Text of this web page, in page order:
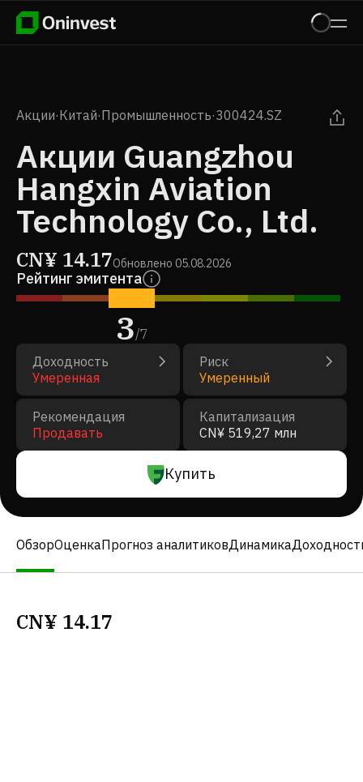
Акции·Китай·Промышленность·300424.SZ
Акции Guangzhou
Hangxin Aviation
Technology Co., Ltd.
CN¥ 14.17Обновлено 05.08.2026
Рейтинг эмитента
3/7
Доходность
Умеренная
Риск
Умеренный
Рекомендация
Продавать
Капитализация
CN¥ 519,27 млн
Купить
ОбзорОценкаПрогноз аналитиковДинамика
CN¥ 14.17